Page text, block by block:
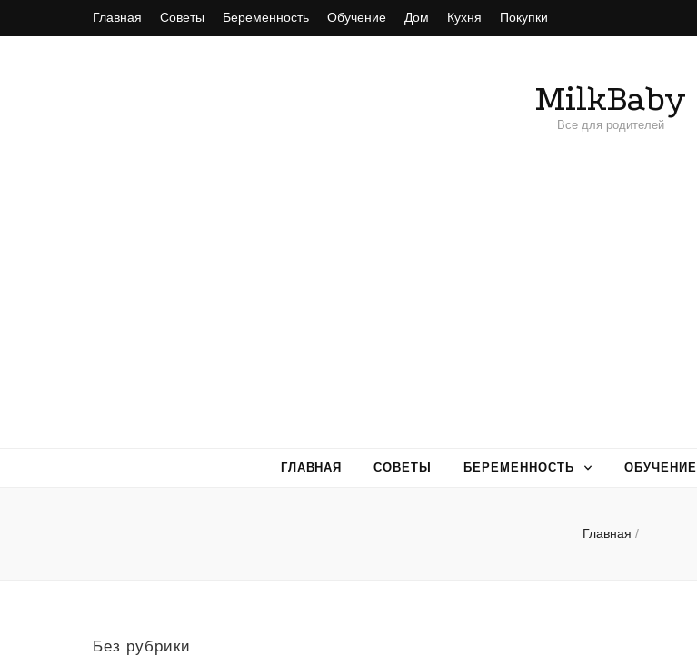
Главная Советы Беременность Обучение Дом Кухня Покупки
MilkBaby
Все для родителей
ГЛАВНАЯ СОВЕТЫ БЕРЕМЕННОСТЬ ОБУЧЕНИЕ
Главная /
Без рубрики